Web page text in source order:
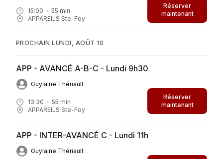
15:00 55 min
APPAREILS Ste-Foy
Réserver
maintenant
PROCHAIN LUNDI, AOÛT 10
13:30 55 min
APPAREILS Ste-Foy
APP - AVANCÉ A-B-C - Lundi 9h30
Guylaine Thériault
Réserver
maintenant
APP - INTER-AVANCÉ C - Lundi 11h
Guylaine Thériault